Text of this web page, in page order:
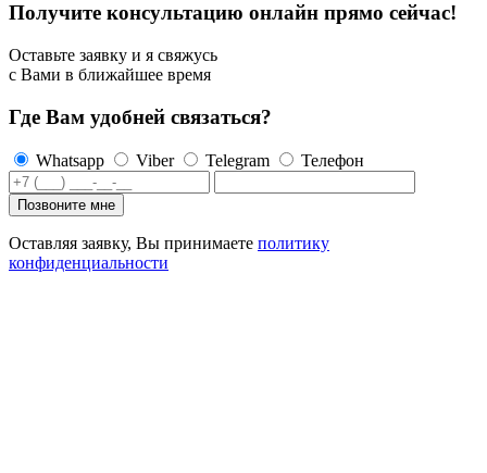
Получите консультацию онлайн прямо сейчас!
Оставьте заявку и я свяжусь
с Вами в ближайшее время
Где Вам удобней связаться?
Whatsapp Viber Telegram Телефон
Оставляя заявку, Вы принимаете политику
конфиденциальности